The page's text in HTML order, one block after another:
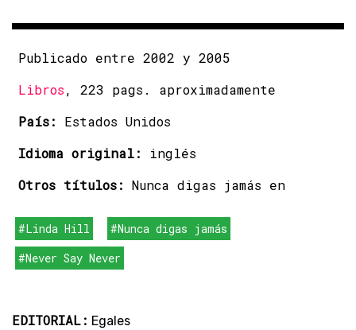
Publicado entre 2002 y 2005
Libros, 223 pags. aproximadamente
País: Estados Unidos
Idioma original: inglés
Otros títulos: Nunca digas jamás en
#Linda Hill
#Nunca digas jamás
#Never Say Never
EDITORIAL: Egales